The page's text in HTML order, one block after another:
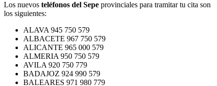
Los nuevos teléfonos del Sepe provinciales para tramitar tu cita son
los siguientes:
ALAVA 945 750 579
ALBACETE 967 750 579
ALICANTE 965 000 579
ALMERIA 950 750 579
AVILA 920 750 779
BADAJOZ 924 990 579
BALEARES 971 980 779